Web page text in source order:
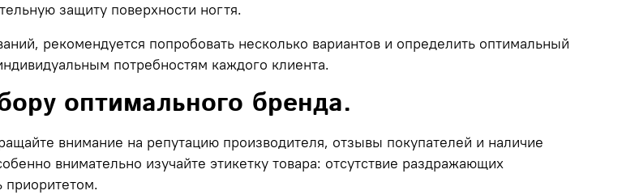
защиту поверхности ногтя.
рекомендуется попробовать несколько вариантов и определить оптимальный
потребностям каждого клиента.
оптимального бренда.
внимание на репутацию производителя, отзывы покупателей и наличие
внимательно изучайте этикетку товара: отсутствие раздражающих
приоритетом.